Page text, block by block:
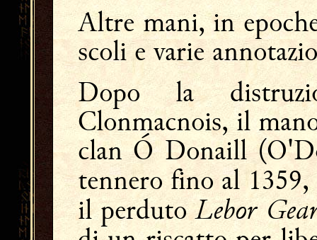
Altre mani, in
scoli e varie
Dopo la
Clonmacnois, il
clan Ó Donaill
tennero fino al
il perdutoLebor